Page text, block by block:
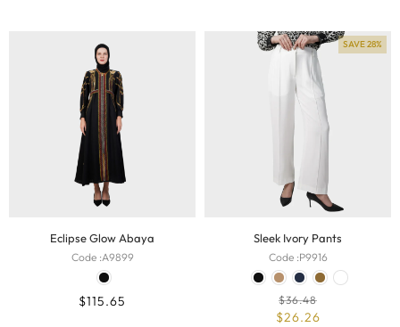
Eclipse Glow Abaya
Code :A9899
$115.65
SAVE 28%
Sleek Ivory Pants
Code :P9916
$36.48
$26.26